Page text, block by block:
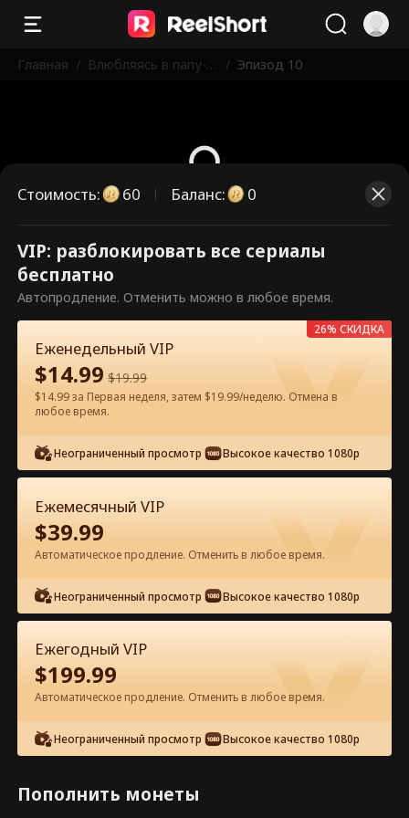
Главная / Влюбляясь в папу-м
/ Эпизод 10
Это платные эпизоды.
Разблокируйте, чтобы смотреть.
60Разблокировать сейчас
Смотреть бесплатно в приложении
Эпизод 10 - Влюбляясь в папу-
мафиози бывшего Полный фильм
0-49 50-94 Все эпизоды
10 11 14
6.2k
Бесплатный доступ
Стоимость: 60 Баланс: 0
VIP: разблокировать все сериалы
бесплатно
Автопродление. Отменить можно в любое время.
Еженедельный VIP
$14.99 $19.99
$14.99 за Первая неделя, затем $19.99/неделю. Отмена в
любое время.
Неограниченный просмотр Высокое качество 1080p
26% СКИДКА
Ежемесячный VIP
$39.99
Автоматическое продление. Отменить в любое время.
Неограниченный просмотр Высокое качество 1080p
Ежегодный VIP
$199.99
Автоматическое продление. Отменить в любое время.
Неограниченный просмотр Высокое качество 1080p
Пополнить монеты